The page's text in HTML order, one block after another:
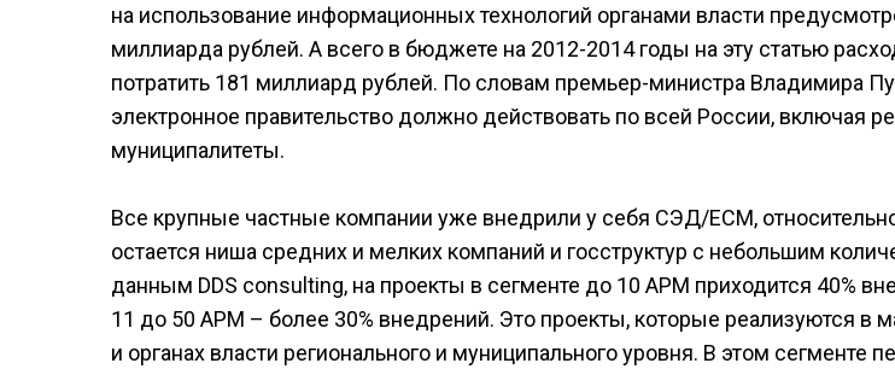
на использование информационных технологий органами власти
миллиарда рублей. А всего в бюджете на 2012-2014 годы на эту статью
потратить 181 миллиард рублей. По словам премьер-министра Владимира
электронное правительство должно действовать по всей России, включая
муниципалитеты.
Все крупные частные компании уже внедрили у себя СЭД/ЕСМ,
остается ниша средних и мелких компаний и госструктур с небольшим
данным DDS consulting, на проекты в сегменте до 10 АРМ приходится 40%
11 до 50 АРМ – более 30% внедрений. Это проекты, которые реализуются в
и органах власти регионального и муниципального уровня. В этом сегменте